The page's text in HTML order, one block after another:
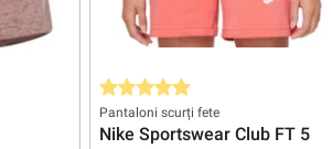
Evaluarea medie de 5 din 5 stele
Pantaloni scurți fete
Nike Sportswear Club FT 5